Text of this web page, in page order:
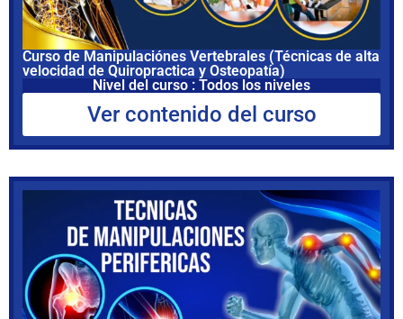
Curso de Manipulaciónes Vertebrales (Técnicas de alta
velocidad de Quiropractica y Osteopatía)
Nivel del curso : Todos los niveles
Ver contenido del curso